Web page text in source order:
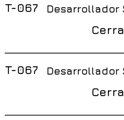
T-067 Desarrollador
T-067 Desarrollador